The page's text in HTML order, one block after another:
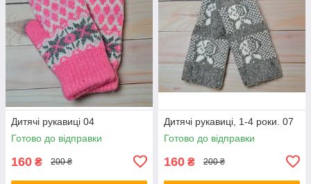
Дитячі рукавиці 04
Готово до відправки
160 ₴ 200 ₴
Дитячі рукавиці, 1-4 роки. 07
Готово до відправки
160 ₴ 200 ₴